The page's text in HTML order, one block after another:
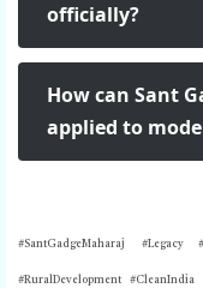
officially?
How can Sant
applied to
#SantGadgeMaharaj #Legacy
#RuralDevelopment